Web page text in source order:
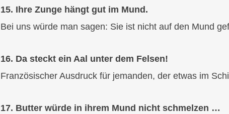
15. Ihre Zunge hängt gut im Mund.
Bei uns würde man sagen: Sie ist nicht auf den Mund
16. Da steckt ein Aal unter dem Felsen!
Französischer Ausdruck für jemanden, der etwas im
17. Butter würde in ihrem Mund nicht schmelzen …